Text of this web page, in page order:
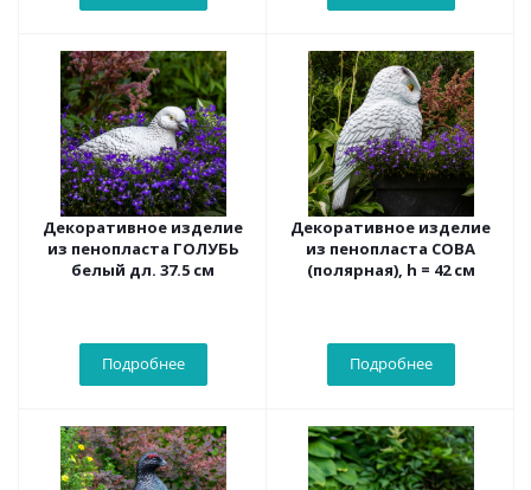
Декоративное изделие
из пенопласта ГОЛУБЬ
белый дл. 37.5 см
Подробнее
Декоративное изделие
из пенопласта СОВА
(полярная), h = 42 см
Подробнее